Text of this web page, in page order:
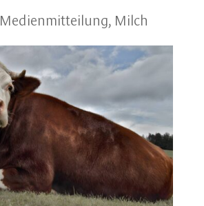
Medienmitteilung, Milch